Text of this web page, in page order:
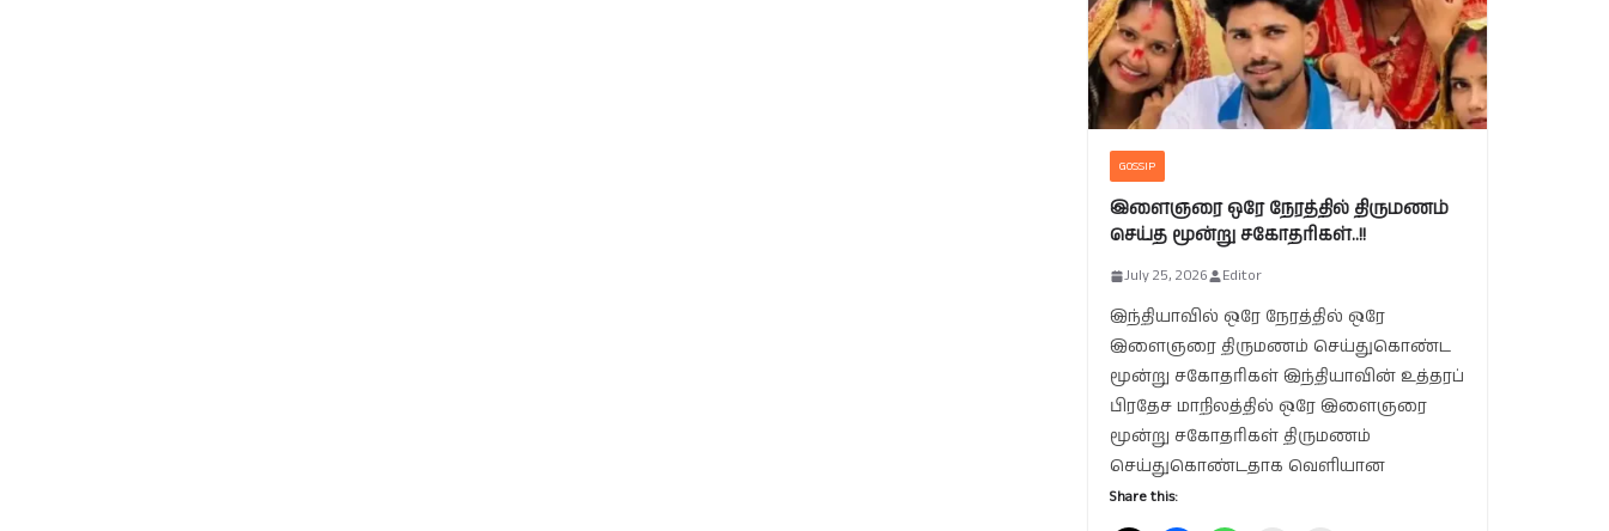
GOSSIP
இளைஞரை ஒரே நேரத்தில் திருமணம்
செய்த மூன்று சகோதரிகள்..!!
July 25, 2026 Editor
இந்தியாவில் ஒரே நேரத்தில் ஒரே
இளைஞரை திருமணம் செய்துகொண்ட
மூன்று சகோதரிகள் இந்தியாவின் உத்தரப்
பிரதேச மாநிலத்தில் ஒரே இளைஞரை
மூன்று சகோதரிகள் திருமணம்
செய்துகொண்டதாக வெளியான
Share this: